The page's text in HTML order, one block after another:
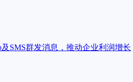
SMS群发消息，推动企业利润增长